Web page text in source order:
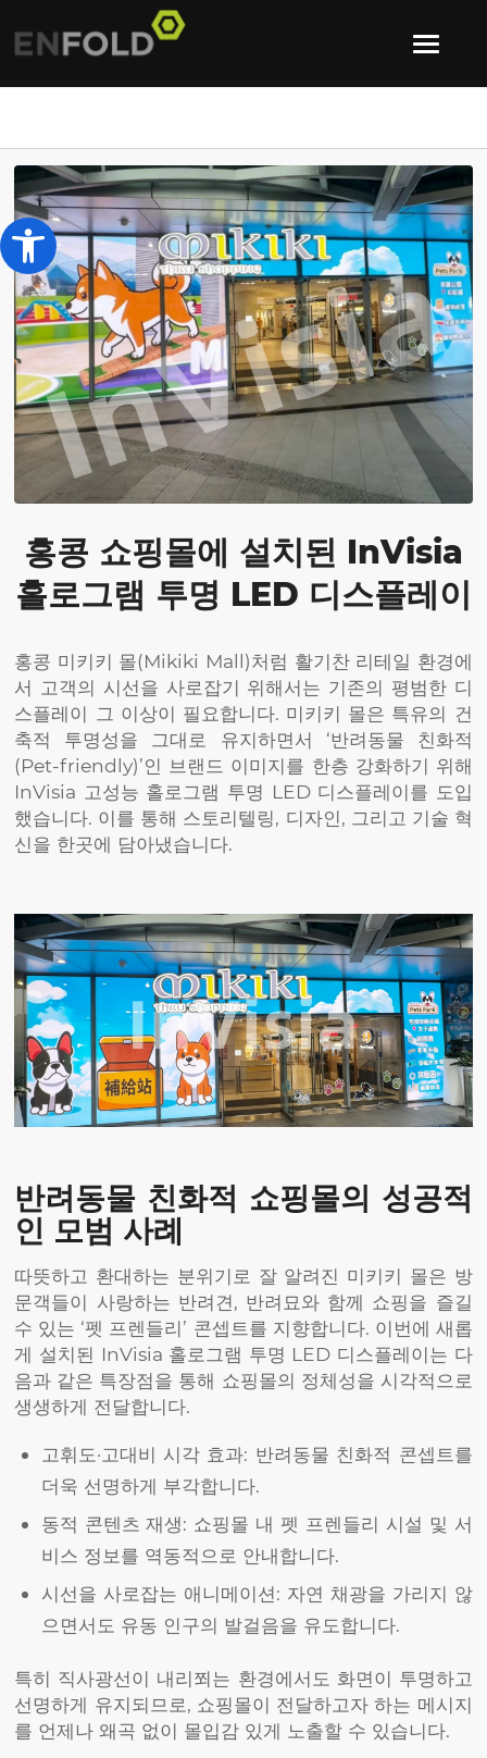
홍콩 쇼핑몰에 설치된 InVisia
홀로그램 투명 LED 디스플레이
홍콩 미키키 몰(Mikiki Mall)처럼 활기찬 리테일 환경에
서 고객의 시선을 사로잡기 위해서는 기존의 평범한 디
스플레이 그 이상이 필요합니다. 미키키 몰은 특유의 건
축적 투명성을 그대로 유지하면서 ‘반려동물 친화적
(Pet-friendly)’인 브랜드 이미지를 한층 강화하기 위해
InVisia 고성능 홀로그램 투명 LED 디스플레이를 도입
했습니다. 이를 통해 스토리텔링, 디자인, 그리고 기술 혁
신을 한곳에 담아냈습니다.
반려동물 친화적 쇼핑몰의 성공적
인 모범 사례
따뜻하고 환대하는 분위기로 잘 알려진 미키키 몰은 방
문객들이 사랑하는 반려견, 반려묘와 함께 쇼핑을 즐길
수 있는 ‘펫 프렌들리’ 콘셉트를 지향합니다. 이번에 새롭
게 설치된 InVisia 홀로그램 투명 LED 디스플레이는 다
음과 같은 특장점을 통해 쇼핑몰의 정체성을 시각적으로
생생하게 전달합니다.
고휘도·고대비 시각 효과: 반려동물 친화적 콘셉트를
더욱 선명하게 부각합니다.
동적 콘텐츠 재생: 쇼핑몰 내 펫 프렌들리 시설 및 서
비스 정보를 역동적으로 안내합니다.
시선을 사로잡는 애니메이션: 자연 채광을 가리지 않
으면서도 유동 인구의 발걸음을 유도합니다.
특히 직사광선이 내리쬐는 환경에서도 화면이 투명하고
선명하게 유지되므로, 쇼핑몰이 전달하고자 하는 메시지
를 언제나 왜곡 없이 몰입감 있게 노출할 수 있습니다.
Open toolbar